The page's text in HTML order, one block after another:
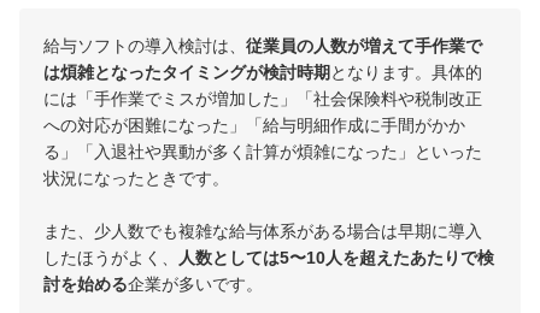
給与ソフトの導入検討は、 従業員の人数が増えて手作業で
は煩雑となったタイミングが検討時期 となります。具体的
には「手作業でミスが増加した」「社会保険料や税制改正
への対応が困難になった」「給与明細作成に手間がかか
る」「入退社や異動が多く計算が煩雑になった」といった
状況になったときです。
また、少人数でも複雑な給与体系がある場合は早期に導入
したほうがよく、
人数としては5〜10人を超えたあたりで検
討を始める企業が多いです。